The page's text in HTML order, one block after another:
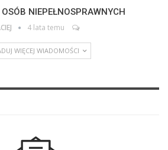
NIEPEŁNOSPRAWNYCH
4 lata temu
WIĘCEJ WIADOMOŚCI